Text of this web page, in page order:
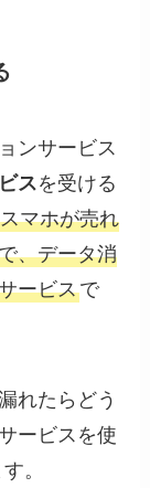
ンサービス
スを受ける
マホが売れ
、データ消
ービスで
れたらどう
ービスを使
。